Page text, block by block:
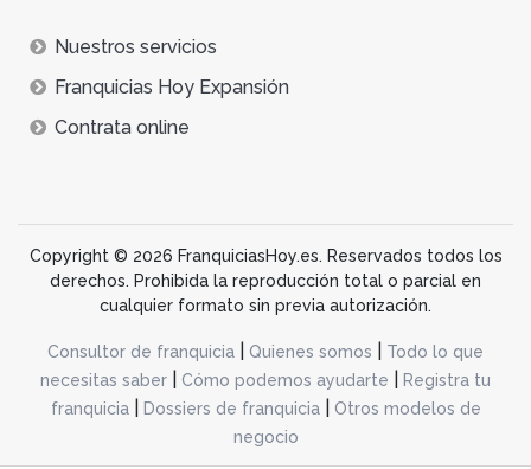
Nuestros servicios
Franquicias Hoy Expansión
Contrata online
Copyright © 2026 FranquiciasHoy.es. Reservados todos los
derechos. Prohibida la reproducción total o parcial en
cualquier formato sin previa autorización.
Consultor de franquicia Quienes somos
Todo lo que
necesitas saber
Cómo podemos ayudarte
Registra tu
franquicia| Dossiers de franquicia|
Otros modelos de
negocio